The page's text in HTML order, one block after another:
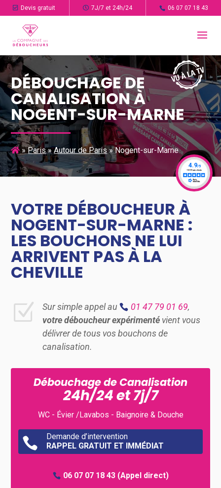
Devis gratuit 7J/7 et 24h/24 06 07 07 18 43
DÉBOUCHAGE DE
CANALISATION À
NOGENT-SUR-MARNE
»Paris»Autour de Paris»Nogent-sur-Marne
VOTRE DÉBOUCHEUR À
NOGENT-SUR-MARNE :
LES BOUCHONS NE LUI
ARRIVENT PAS À LA
CHEVILLE
Z Sur simple appel au 01 47 79 01 69,
votre déboucheur expérimenté vient vous
délivrer de tous vos bouchons de
canalisation.
Débouchage de Canalisation
24h/24 et 7j/7
WC - Évier /Lavabos - Baignoire & Douche

Demande d’intervention
RAPPEL GRATUIT ET IMMÉDIAT
06 07 07 18 43(Appel direct)